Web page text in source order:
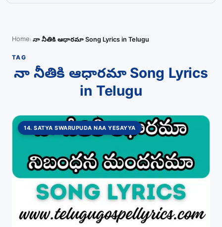
Home నా నీతికి ఆధారమా Song Lyrics in Telugu
TAG
నా నీతికి ఆధారమా Song Lyrics
in Telugu
14. SATYA SWARUPUDA NAA YESAYYA